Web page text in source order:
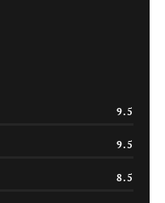
9.5
9.5
8.5